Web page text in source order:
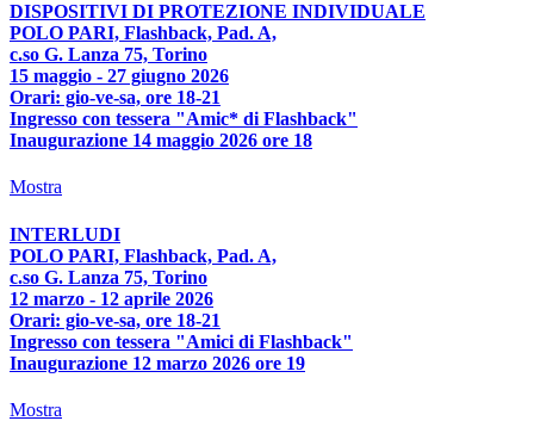
DISPOSITIVI DI PROTEZIONE INDIVIDUALE
POLO PARI, Flashback, Pad. A,
c.so G. Lanza 75, Torino
15 maggio - 27 giugno 2026
Orari: gio-ve-sa, ore 18-21
Ingresso con tessera "Amic* di Flashback"
Inaugurazione 14 maggio 2026 ore 18
Mostra
INTERLUDI
POLO PARI, Flashback, Pad. A,
c.so G. Lanza 75, Torino
12 marzo - 12 aprile 2026
Orari: gio-ve-sa, ore 18-21
Ingresso con tessera "Amici di Flashback"
Inaugurazione 12 marzo 2026 ore 19
Mostra